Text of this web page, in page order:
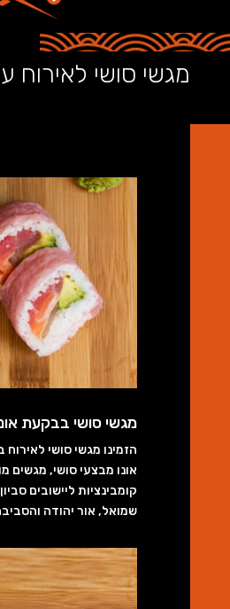
מגשי סושי לאירוח
מגשי סושי בבקעת
הזמינו מגשי סושי
אונו מבצעי סושי, מגשים
קומבינציות ליישובים
שמואל, אור יהודה